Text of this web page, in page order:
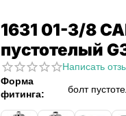
1631 01-3/8
пустотелый
Написать
Форма
фитинга:
болт